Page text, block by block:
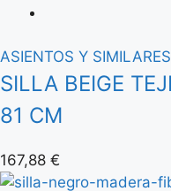
ASIENTOS Y SIMILARES
SILLA BEIGE
81 CM
167,88 €